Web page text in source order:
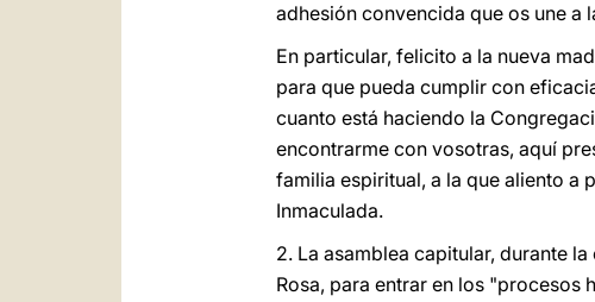
adhesión convencida que os une a
En particular, felicito a la nueva
para que pueda cumplir con
cuanto está haciendo la
encontrarme con vosotras, aquí
familia espiritual, a la que aliento a
Inmaculada.
2. La asamblea capitular, durante
Rosa, para entrar en los